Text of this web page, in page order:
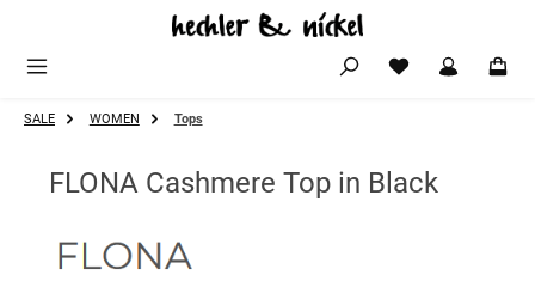
Zum Hauptinhalt springen
SALE WOMEN Tops
FLONA Cashmere Top in Black